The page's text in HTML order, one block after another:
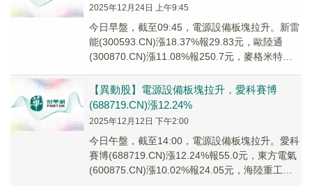
2025年12月24日 上午9:45
今日早盤，截至09:45，電源設備板塊拉升。新雷
能(300593.CN)漲18.37%報29.83元，歐陸通
(300870.CN)漲11.08%報250.7元，麥格米特
【異動股】電源設備板塊拉升，愛科賽博
(688719.CN)漲12.24%
2025年12月12日 下午2:00
今日午盤，截至14:00，電源設備板塊拉升。愛科
賽博(688719.CN)漲12.24%報55.0元，東方電氣
(600875.CN)漲10.02%報24.05元，海陸重工